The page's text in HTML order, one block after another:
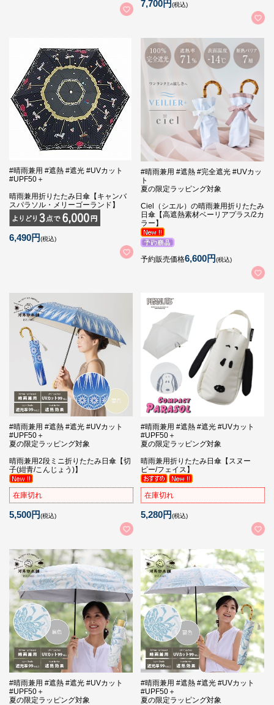
7,700円(税込)
#晴雨兼用 #遮熱 #遮光 #UVカット
#UPF50＋
晴雨兼用折りたたみ日傘【キャンバ
スパラソル・メリーゴーランド】
6,490円(税込)
#晴雨兼用 #遮熱 #完全遮光 #UVカッ
ト
夏の限定ラッピング対象
Ciel（シエル）の晴雨兼用折りたたみ
日傘【高遮熱素材ベーリアプラス/2カ
ラー】
予約販売価格6,600円(税込)
#晴雨兼用 #遮熱 #遮光 #UVカット
#UPF50＋
夏の限定ラッピング対象
晴雨兼用2段ミニ折りたたみ日傘【切
子(紺青/こんじょう)】
在庫切れ
5,500円(税込)
#晴雨兼用 #遮熱 #遮光 #UVカット
#UPF50＋
夏の限定ラッピング対象
晴雨兼用折りたたみ日傘【スヌー
ピー/フェイス】
在庫切れ
5,280円(税込)
#晴雨兼用 #遮熱 #遮光 #UVカット
#UPF50＋
夏の限定ラッピング対象
#晴雨兼用 #遮熱 #遮光 #UVカット
#UPF50＋
夏の限定ラッピング対象